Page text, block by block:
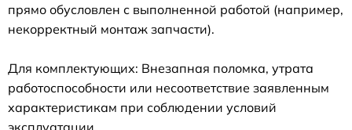
прямо обусловлен с выполненной работой (например,
некорректный монтаж запчасти).
Для комплектующих: Внезапная поломка, утрата
работоспособности или несоответствие заявленным
характеристикам при соблюдении условий
эксплуатации.